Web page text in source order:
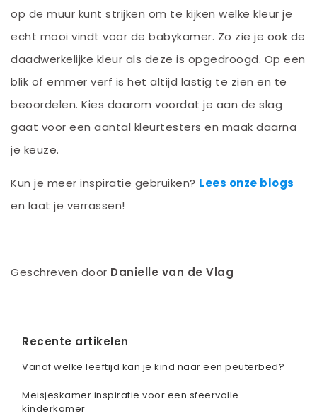
op de muur kunt strijken om te kijken welke kleur je
echt mooi vindt voor de babykamer. Zo zie je ook de
daadwerkelijke kleur als deze is opgedroogd. Op een
blik of emmer verf is het altijd lastig te zien en te
beoordelen. Kies daarom voordat je aan de slag
gaat voor een aantal kleurtesters en maak daarna
je keuze.
Kun je meer inspiratie gebruiken? Lees onze blogs
en laat je verrassen!
Geschreven door Danielle van de Vlag
Recente artikelen
Vanaf welke leeftijd kan je kind naar een peuterbed?
Meisjeskamer inspiratie voor een sfeervolle
kinderkamer